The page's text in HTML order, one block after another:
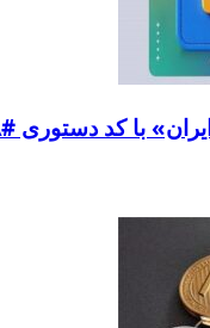
با کد دستوری #۹۸